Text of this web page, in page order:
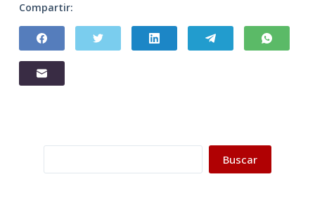
Compartir:
Buscar